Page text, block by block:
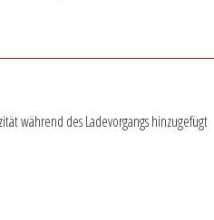
während des Ladevorgangs hinzugefügt